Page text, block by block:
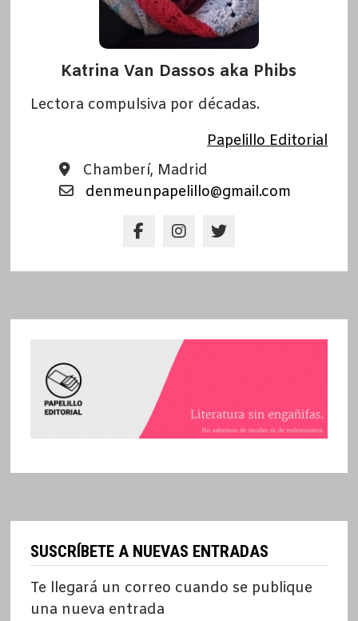
Katrina Van Dassos aka Phibs
Lectora compulsiva por décadas.
Papelillo Editorial
Chamberí, Madrid
denmeunpapelillo@gmail.com
SUSCRÍBETE A NUEVAS ENTRADAS
Te llegará un correo cuando se publique
una nueva entrada